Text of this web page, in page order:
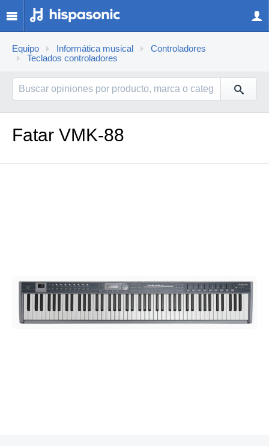
Equipo Informática musical
Controladores
Teclados controladores
Fatar VMK-88